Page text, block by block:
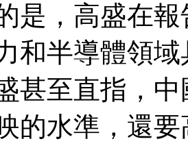
是，高盛在
和半導體領
甚至直指，
的水準，還